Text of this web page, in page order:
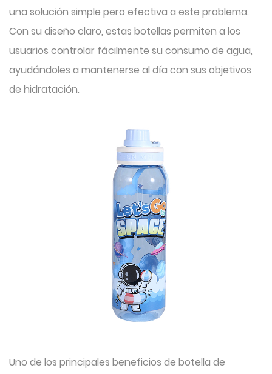
una solución simple pero efectiva a este problema.
Con su diseño claro, estas botellas permiten a los
usuarios controlar fácilmente su consumo de agua,
ayudándoles a mantenerse al día con sus objetivos
de hidratación.
Uno de los principales beneficios de botella de